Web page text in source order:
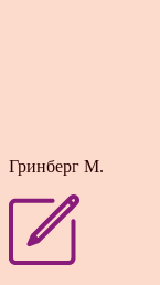
Гринберг М.